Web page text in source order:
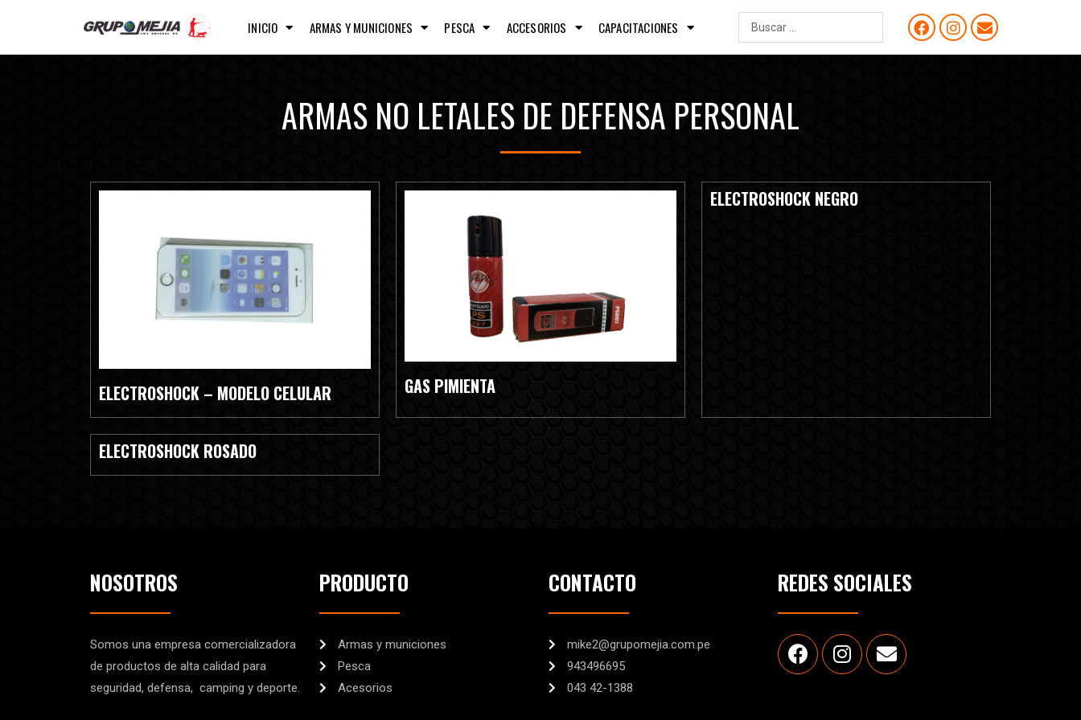
INICIO ARMAS Y MUNICIONES PESCA ACCESORIOS CAPACITACIONES
ARMAS NO LETALES DE DEFENSA PERSONAL
ELECTROSHOCK – MODELO CELULAR GAS PIMIENTA
ELECTROSHOCK NEGRO
ELECTROSHOCK ROSADO
NOSOTROS
Somos una empresa comercializadora
de productos de alta calidad para
seguridad, defensa, camping y deporte.
PRODUCTO
Armas y municiones
Pesca
Acesorios
CONTACTO
mike2@grupomejia.com.pe
943496695
043 42-1388
REDES SOCIALES